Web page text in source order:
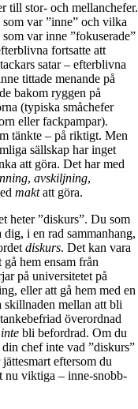
till stor- och mellanchefer.
var ”inne” och vilka
var inne ”fokuserade”
fortsatte att
satar – efterblivna
tittade menande på
bakom ryggen på
(typiska småchefer
eller fackpampar).
tänkte – på riktigt. Men
sällskap har inget
att göra. Det har med
, avskiljning,
maktatt göra.
heter ”diskurs”. Du som
dig, i en rad sammanhang,
diskurs. Det kan vara
hem ensam från
på universitetet på
eller att gå hem med en
skillnaden mellan att bli
överordnad
inte bli befordrad. Om du
chef inte vad ”diskurs”
eftersom du
nu viktiga – inne-snobb-